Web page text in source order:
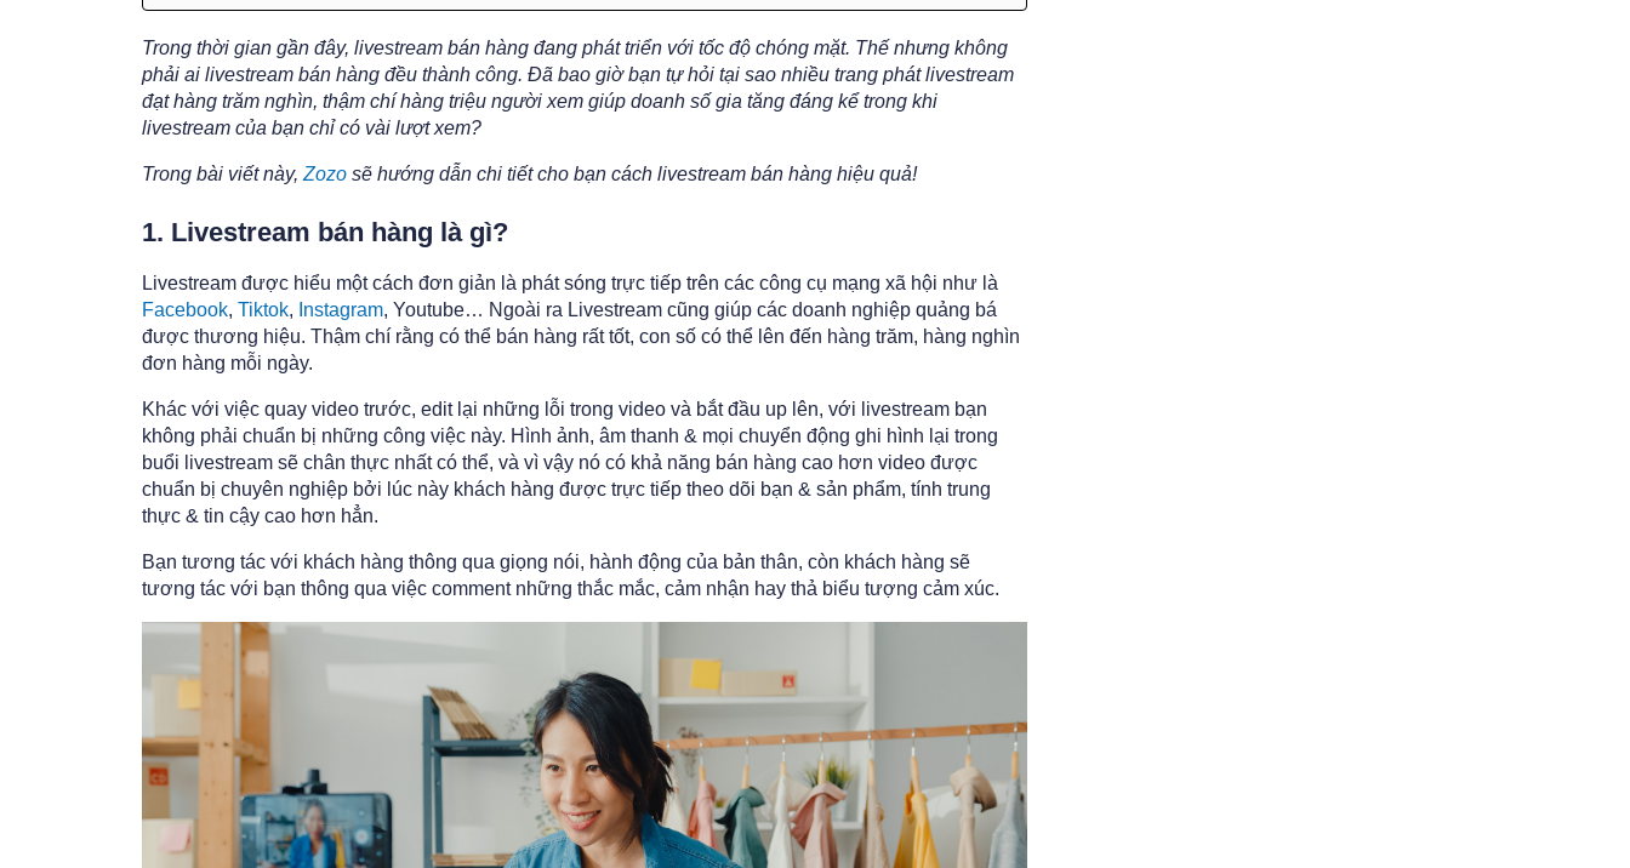
Trong thời gian gần đây, livestream bán hàng đang phát triển với tốc độ chóng mặt. Thế nhưng không
phải ai livestream bán hàng đều thành công. Đã bao giờ bạn tự hỏi tại sao nhiều trang phát livestream
đạt hàng trăm nghìn, thậm chí hàng triệu người xem giúp doanh số gia tăng đáng kể trong khi
livestream của bạn chỉ có vài lượt xem?
Trong bài viết này, Zozo sẽ hướng dẫn chi tiết cho bạn cách livestream bán hàng hiệu quả!
1. Livestream bán hàng là gì?
Livestream được hiểu một cách đơn giản là phát sóng trực tiếp trên các công cụ mạng xã hội như là
Facebook, Tiktok, Instagram, Youtube… Ngoài ra Livestream cũng giúp các doanh nghiệp quảng bá
được thương hiệu. Thậm chí rằng có thể bán hàng rất tốt, con số có thể lên đến hàng trăm, hàng nghìn
đơn hàng mỗi ngày.
Khác với việc quay video trước, edit lại những lỗi trong video và bắt đầu up lên, với livestream bạn
không phải chuẩn bị những công việc này. Hình ảnh, âm thanh & mọi chuyển động ghi hình lại trong
buổi livestream sẽ chân thực nhất có thể, và vì vậy nó có khả năng bán hàng cao hơn video được
chuẩn bị chuyên nghiệp bởi lúc này khách hàng được trực tiếp theo dõi bạn & sản phẩm, tính trung
thực & tin cậy cao hơn hẳn.
Bạn tương tác với khách hàng thông qua giọng nói, hành động của bản thân, còn khách hàng sẽ
tương tác với bạn thông qua việc comment những thắc mắc, cảm nhận hay thả biểu tượng cảm xúc.